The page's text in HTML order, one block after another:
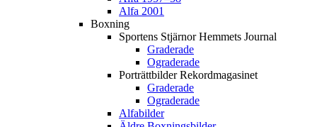
Alfa 2001
Boxning
Sportens Stjärnor Hemmets Journal
Graderade
Ograderade
Porträttbilder Rekordmagasinet
Graderade
Ograderade
Alfabilder